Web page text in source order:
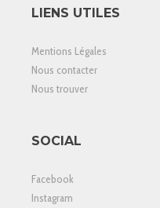
LIENS UTILES
Mentions Légales
Nous contacter
Nous trouver
SOCIAL
Facebook
Instagram